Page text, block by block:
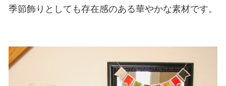
季節飾りとしても存在感のある華やかな素材です。